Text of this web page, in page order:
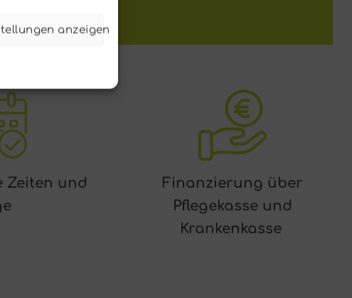
anzeigen
Zeiten und
Finanzierung über
Pflegekasse und
Krankenkasse